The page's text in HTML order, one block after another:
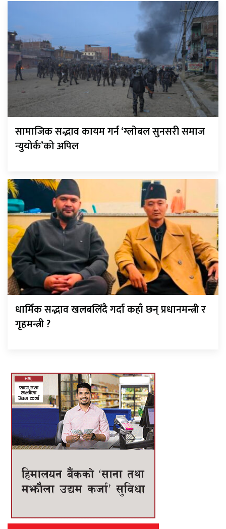
सामाजिक सद्भाव कायम गर्न ‘ग्लोबल सुनसरी समाज
न्युयोर्क’को अपिल
धार्मिक सद्भाव खलबलिँदै गर्दा कहाँ छन् प्रधानमन्त्री र
गृहमन्त्री ?